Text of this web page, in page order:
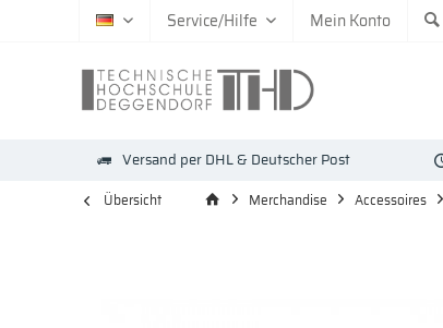
Service/Hilfe Mein Konto
Versand per DHL & Deutscher Post
Übersicht Merchandise Accessoires